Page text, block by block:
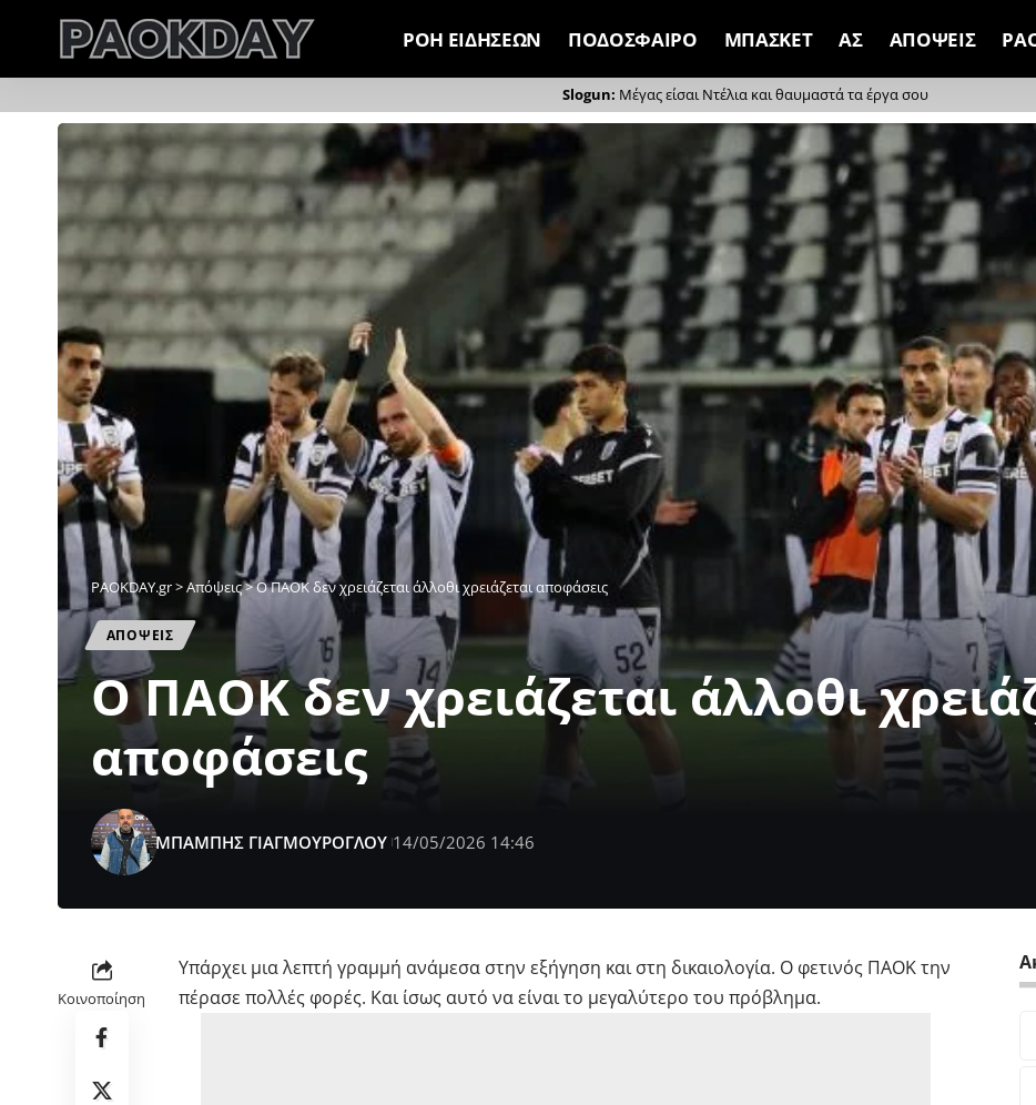
ΡΟΗ ΕΙΔΗΣΕΩΝ ΠΟΔΟΣΦΑΙΡΟ ΜΠΑΣΚΕΤ ΑΣ ΑΠΟΨΕΙΣ
Μέγας είσαι Ντέλια και θαυμαστά τα έργα σου
PAOKDAY.gr>Απόψεις>Ο ΠΑΟΚ δεν χρειάζεται άλλοθι χρειάζεται αποφάσεις
ΑΠΟΨΕΙΣ
Ο ΠΑΟΚ δεν χρειάζεται άλλοθι
αποφάσεις
ΜΠΑΜΠΗΣ ΓΙΑΓΜΟΥΡΟΓΛΟΥ 14/05/2026 14:46
Κοινοποίηση
Υπάρχει μια λεπτή γραμμή ανάμεσα στην εξήγηση και στη δικαιολογία. Ο φετινός ΠΑΟΚ την
πέρασε πολλές φορές. Και ίσως αυτό να είναι το μεγαλύτερο του πρόβλημα.